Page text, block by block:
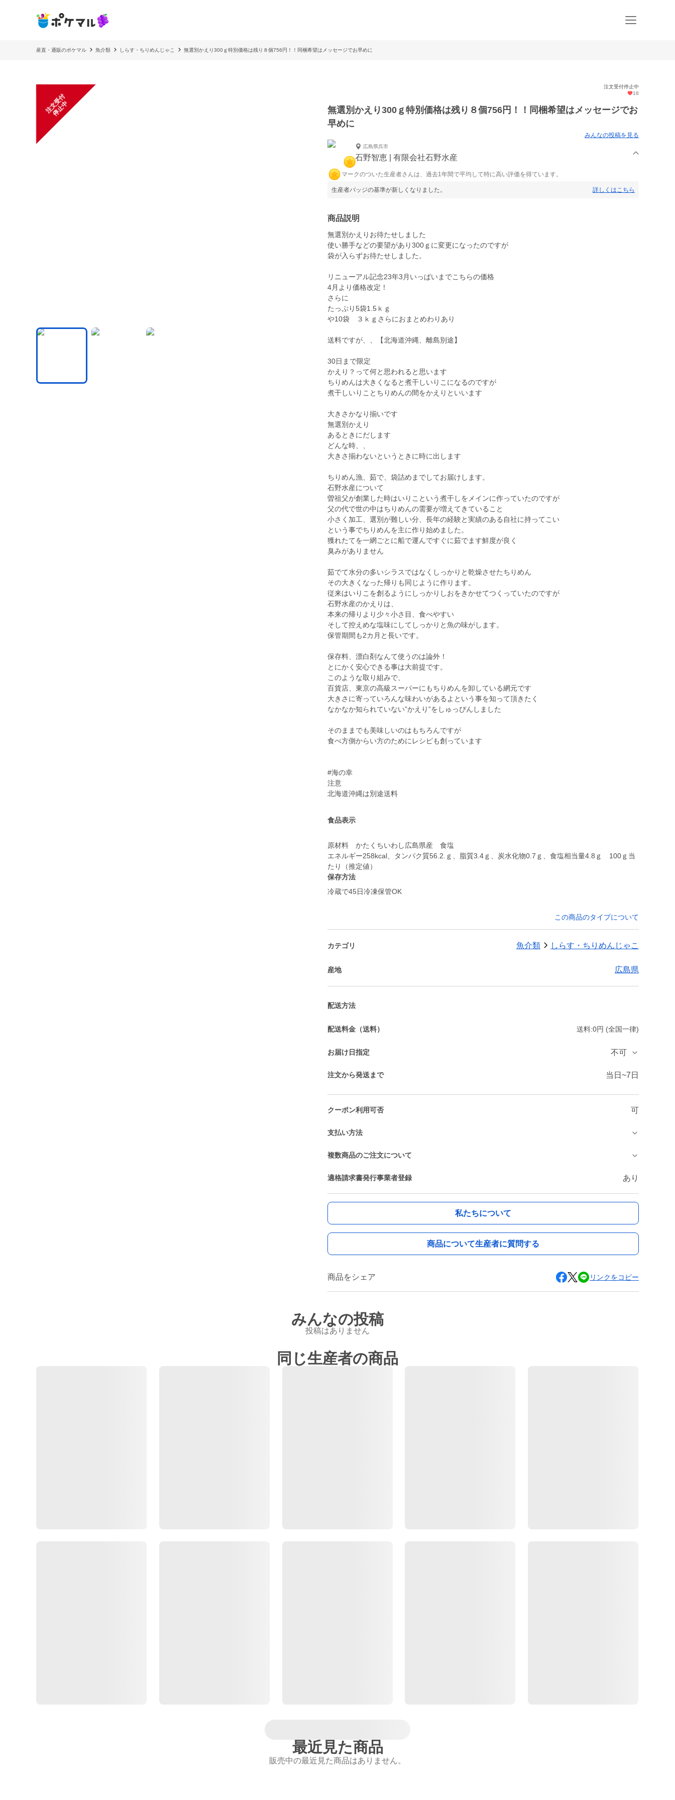
産直・通販のポケマル 魚介類 しらす・ちりめんじゃこ 無選別かえり300ｇ特別価格は残り８個756円！！同梱希望はメッセージでお早めに
注
文
受
付
停
止
中
注文受付停止中
18
無選別かえり300ｇ特別価格は残り８個756円！！同梱希望はメッセージでお
早めに
みんなの投稿を見る
広島県呉市
石野智恵 | 有限会社石野水産
マークのついた生産者さんは、過去1年間で平均して特に高い評価を得ています。
生産者バッジの基準が新しくなりました。 詳しくはこちら
商品説明
無選別かえりお待たせしました
使い勝手などの要望があり300ｇに変更になったのですが
袋が入らずお待たせしました。
リニューアル記念23年3月いっぱいまでこちらの価格
4月より価格改定！
さらに
たっぷり5袋1.5ｋｇ
や10袋 ３ｋｇさらにおまとめわりあり
送料ですが、、【北海道沖縄、離島別途】
30日まで限定
かえり？って何と思われると思います
ちりめんは大きくなると煮干しいりこになるのですが
煮干しいりことちりめんの間をかえりといいます
大きさかなり揃いです
無選別かえり
あるときにだします
どんな時、、
大きさ揃わないというときに時に出します
ちりめん漁、茹で、袋詰めまでしてお届けします。
石野水産について
曽祖父が創業した時はいりこという煮干しをメインに作っていたのですが
父の代で世の中はちりめんの需要が増えてきていること
小さく加工、選別が難しい分、長年の経験と実績のある自社に持ってこい
という事でちりめんを主に作り始めました。
獲れたてを一網ごとに船で運んですぐに茹でます鮮度が良く
臭みがありません
茹でて水分の多いシラスではなくしっかりと乾燥させたちりめん
その大きくなった帰りも同じように作ります。
従来はいりこを創るようにしっかりしおをきかせてつくっていたのですが
石野水産のかえりは、
本来の帰りより少々小さ目、食べやすい
そして控えめな塩味にしてしっかりと魚の味がします。
保管期間も2カ月と長いです。
保存料、漂白剤なんて使うのは論外！
とにかく安心できる事は大前提です。
このような取り組みで、
百貨店、東京の高級スーパーにもちりめんを卸している網元です
大きさに寄っていろんな味わいがあるよという事を知って頂きたく
なかなか知られていない”かえり”をしゅっぴんしました
そのままでも美味しいのはもちろんですが
食べ方側からい方のためにレシピも創っています
#海の幸
注意
北海道沖縄は別途送料
食品表示
原材料 かたくちいわし広島県産 食塩
エネルギー258kcal、タンパク質56.2.ｇ、脂質3.4ｇ、炭水化物0.7ｇ、食塩相当量4.8ｇ 100ｇ当
たり（推定値）
保存方法
冷蔵で45日冷凍保管OK
この商品のタイプについて
カテゴリ 魚介類 しらす・ちりめんじゃこ
産地 広島県
配送方法
配送料金（送料） 送料:0円 (全国一律)
お届け日指定 不可
注文から発送まで 当日~7日
クーポン利用可否 可
支払い方法
複数商品のご注文について
適格請求書発行事業者登録 あり
私たちについて
商品について生産者に質問する
商品をシェア リンクをコピー
みんなの投稿
投稿はありません
同じ生産者の商品
最近見た商品
販売中の最近見た商品はありません。